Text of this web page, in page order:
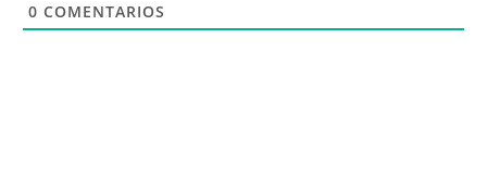
0 COMENTARIOS